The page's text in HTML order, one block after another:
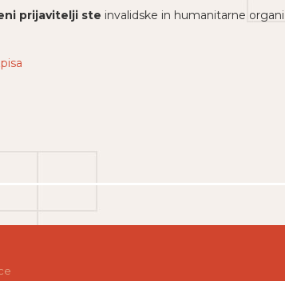
prijavitelji ste invalidske in humanitarne